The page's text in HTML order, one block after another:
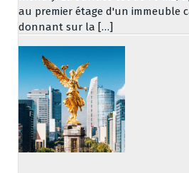
au premier étage d'un immeuble
donnant sur la […]